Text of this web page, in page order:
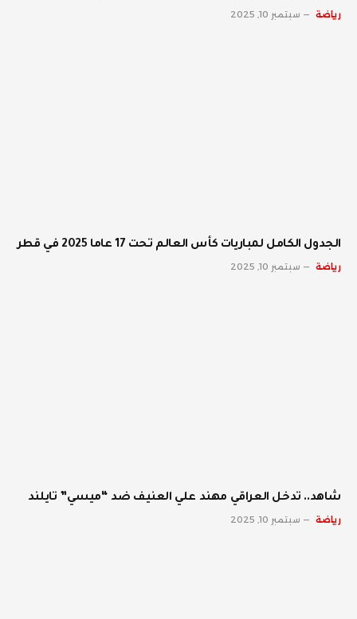
رياضة سبتمبر 10, 2025
الجدول الكامل لمباريات كأس العالم تحت 17 عاما 2025 في قطر
رياضة سبتمبر 10, 2025
شاهد.. تدخل العراقي مهند علي العنيف ضد “ميسي” تايلند
رياضة سبتمبر 10, 2025